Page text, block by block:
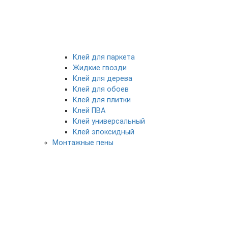
Клей для паркета
Жидкие гвозди
Клей для дерева
Клей для обоев
Клей для плитки
Клей ПВА
Клей универсальный
Клей эпоксидный
Монтажные пены